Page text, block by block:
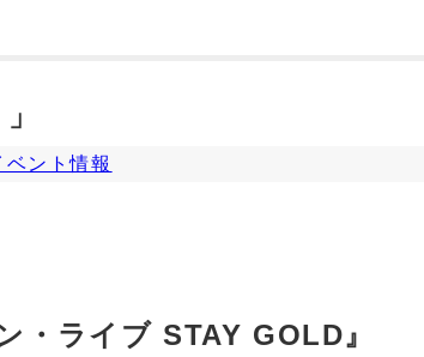
ベント情報
・ライブ STAY GOLD』